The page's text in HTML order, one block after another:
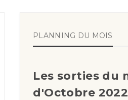
PLANNING DU MOIS
Les sorties du
d'Octobre 2022